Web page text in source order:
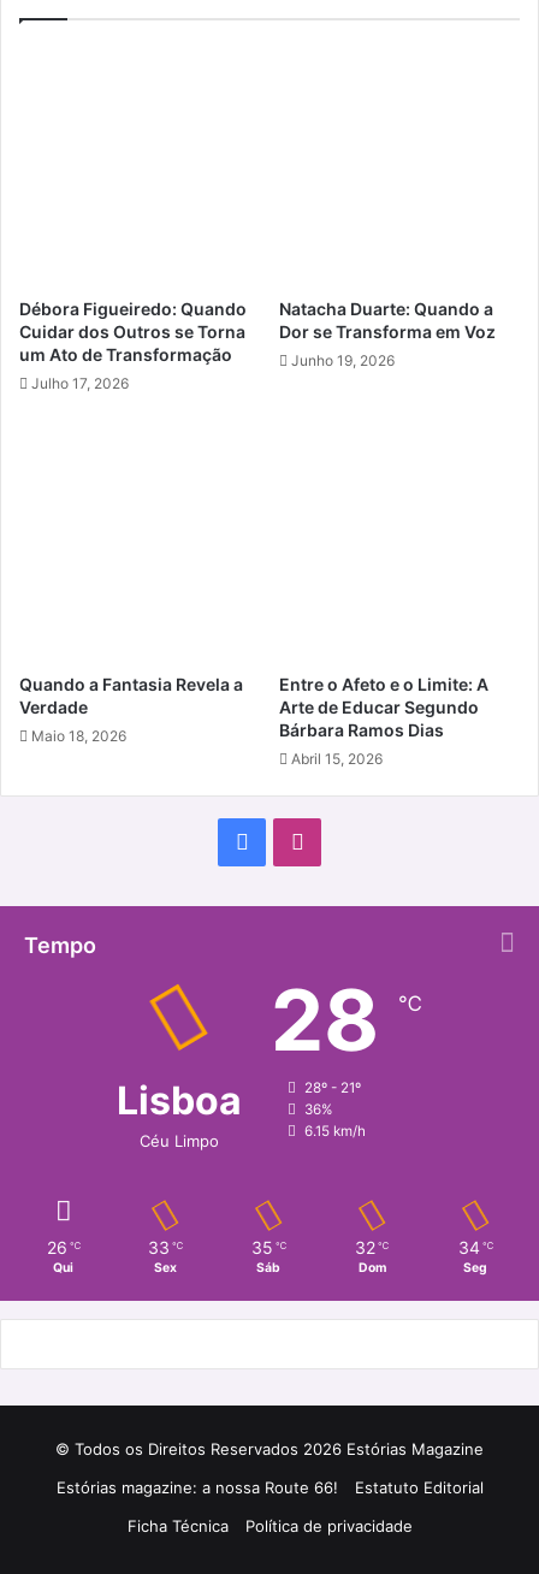
Débora Figueiredo: Quando
Cuidar dos Outros se Torna
um Ato de Transformação
Julho 17, 2026
Natacha Duarte: Quando a
Dor se Transforma em Voz
Junho 19, 2026
Quando a Fantasia Revela a
Verdade
Maio 18, 2026
Entre o Afeto e o Limite: A
Arte de Educar Segundo
Bárbara Ramos Dias
Abril 15, 2026
Facebook
Tempo
Lisboa
Céu Limpo
28 ℃
28º - 21º
36%
6.15 km/h
26 ℃
Qui
33 ℃
Sex
35 ℃
Sáb
32 ℃
Dom
34 ℃
Seg
© Todos os Direitos Reservados 2026 Estórias Magazine
Estórias magazine: a nossa Route 66!
Estatuto Editorial
Ficha Técnica
Política de privacidade